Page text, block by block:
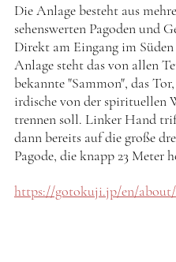
Die Anlage besteht aus
sehenswerten Pagoden und
Direkt am Eingang im
Anlage steht das von allen
bekannte "Sammon", das
irdische von der spirituellen
trennen soll. Linker Hand
dann bereits auf die große
Pagode, die knapp 23 Meter
https://gotokuji.jp/en/about/